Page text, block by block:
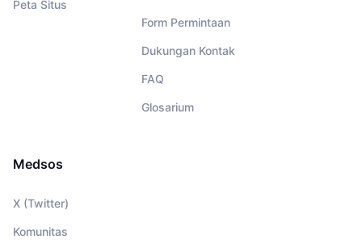
Peta Situs
Form Permintaan
Dukungan Kontak
FAQ
Glosarium
Medsos
X (Twitter)
Komunitas